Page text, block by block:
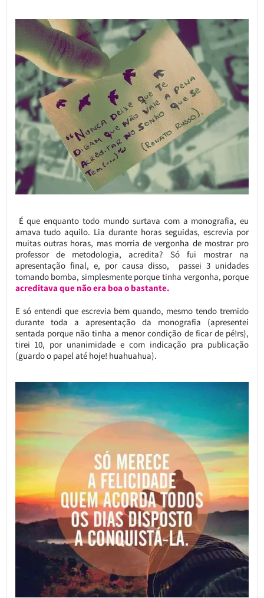
É que enquanto todo mundo surtava com a monografia, eu
amava tudo aquilo. Lia durante horas seguidas, escrevia por
muitas outras horas, mas morria de vergonha de mostrar pro
professor de metodologia, acredita? Só fui mostrar na
apresentação final, e, por causa disso, passei 3 unidades
tomando bomba, simplesmente porque tinha vergonha, porque
acreditava que não era boa o bastante.
E só entendi que escrevia bem quando, mesmo tendo tremido
durante toda a apresentação da monografia (apresentei
sentada porque não tinha a menor condição de ficar de pé!rs),
tirei 10, por unanimidade e com indicação pra publicação
(guardo o papel até hoje! huahuahua).